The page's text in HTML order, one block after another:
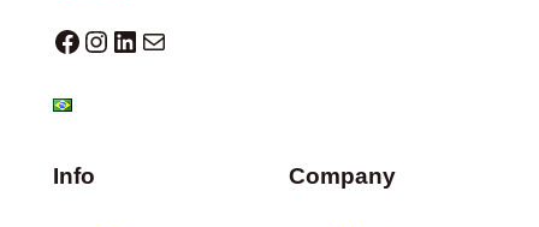
Dogo facebook InstagramLinkedIn E-Mail
Info Company